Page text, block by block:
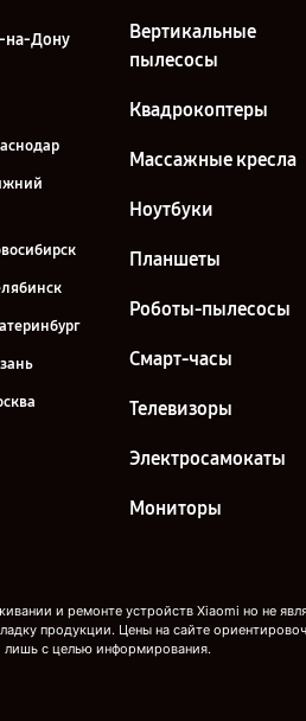
на-Дону
Вертикальные
пылесосы
Квадрокоптеры
Массажные кресла
Ноутбуки
Планшеты
Роботы-пылесосы
Смарт-часы
Телевизоры
Электросамокаты
Мониторы
и ремонте устройств Xiaomi но не
продукции. Цены на сайте
лишь с целью информирования.